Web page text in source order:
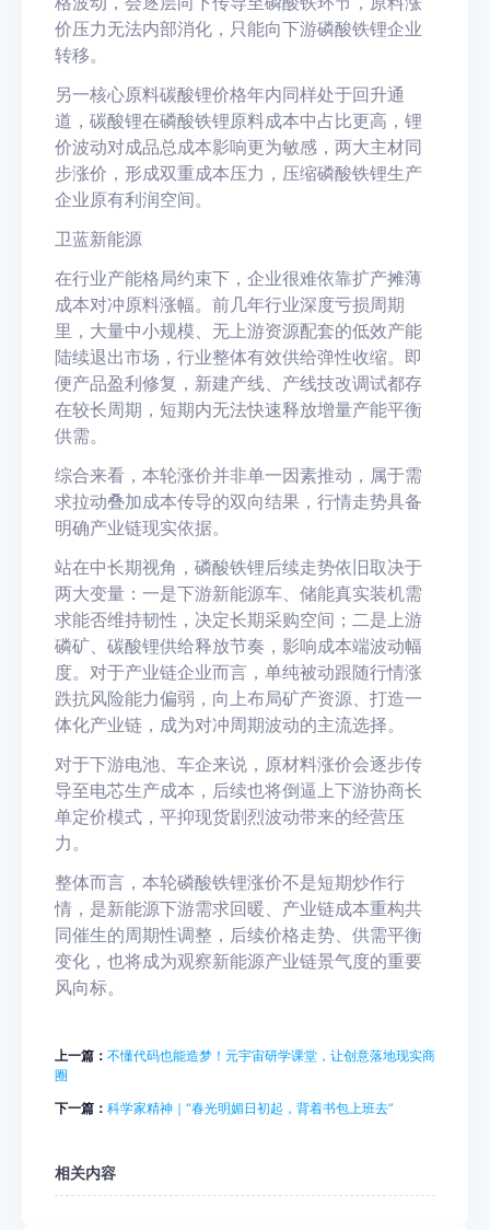
价压力无法内部消化，只能向下游磷酸铁锂企业
转移。
另一核心原料碳酸锂价格年内同样处于回升通
道，碳酸锂在磷酸铁锂原料成本中占比更高，锂
价波动对成品总成本影响更为敏感，两大主材同
步涨价，形成双重成本压力，压缩磷酸铁锂生产
企业原有利润空间。
卫蓝新能源
在行业产能格局约束下，企业很难依靠扩产摊薄
成本对冲原料涨幅。前几年行业深度亏损周期
里，大量中小规模、无上游资源配套的低效产能
陆续退出市场，行业整体有效供给弹性收缩。即
便产品盈利修复，新建产线、产线技改调试都存
在较长周期，短期内无法快速释放增量产能平衡
供需。
综合来看，本轮涨价并非单一因素推动，属于需
求拉动叠加成本传导的双向结果，行情走势具备
明确产业链现实依据。
站在中长期视角，磷酸铁锂后续走势依旧取决于
两大变量：一是下游新能源车、储能真实装机需
求能否维持韧性，决定长期采购空间；二是上游
磷矿、碳酸锂供给释放节奏，影响成本端波动幅
度。对于产业链企业而言，单纯被动跟随行情涨
跌抗风险能力偏弱，向上布局矿产资源、打造一
体化产业链，成为对冲周期波动的主流选择。
对于下游电池、车企来说，原材料涨价会逐步传
导至电芯生产成本，后续也将倒逼上下游协商长
单定价模式，平抑现货剧烈波动带来的经营压
力。
整体而言，本轮磷酸铁锂涨价不是短期炒作行
情，是新能源下游需求回暖、产业链成本重构共
同催生的周期性调整，后续价格走势、供需平衡
变化，也将成为观察新能源产业链景气度的重要
风向标。
上一篇： 不懂代码也能造梦！元宇宙研学课堂，让创意落地现实商
圈
下一篇： 科学家精神｜“春光明媚日初起，背着书包上班去”
相关内容